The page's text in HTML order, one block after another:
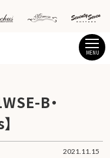
MENU
2021.11.15
B・